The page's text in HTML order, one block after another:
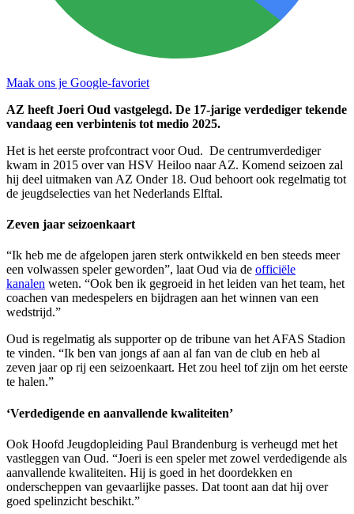
Maak ons je Google-favoriet
AZ heeft Joeri Oud vastgelegd. De 17-jarige verdediger tekende
vandaag een verbintenis tot medio 2025.
Het is het eerste profcontract voor Oud. De centrumverdediger
kwam in 2015 over van HSV Heiloo naar AZ. Komend seizoen zal
hij deel uitmaken van AZ Onder 18. Oud behoort ook regelmatig tot
de jeugdselecties van het Nederlands Elftal.
Zeven jaar seizoenkaart
“Ik heb me de afgelopen jaren sterk ontwikkeld en ben steeds meer
een volwassen speler geworden”, laat Oud via de officiële
kanalen weten. “Ook ben ik gegroeid in het leiden van het team, het
coachen van medespelers en bijdragen aan het winnen van een
wedstrijd.”
Oud is regelmatig als supporter op de tribune van het AFAS Stadion
te vinden. “Ik ben van jongs af aan al fan van de club en heb al
zeven jaar op rij een seizoenkaart. Het zou heel tof zijn om het eerste
te halen.”
‘Verdedigende en aanvallende kwaliteiten’
Ook Hoofd Jeugdopleiding Paul Brandenburg is verheugd met het
vastleggen van Oud. “Joeri is een speler met zowel verdedigende als
aanvallende kwaliteiten. Hij is goed in het doordekken en
onderscheppen van gevaarlijke passes. Dat toont aan dat hij over
goed spelinzicht beschikt.”